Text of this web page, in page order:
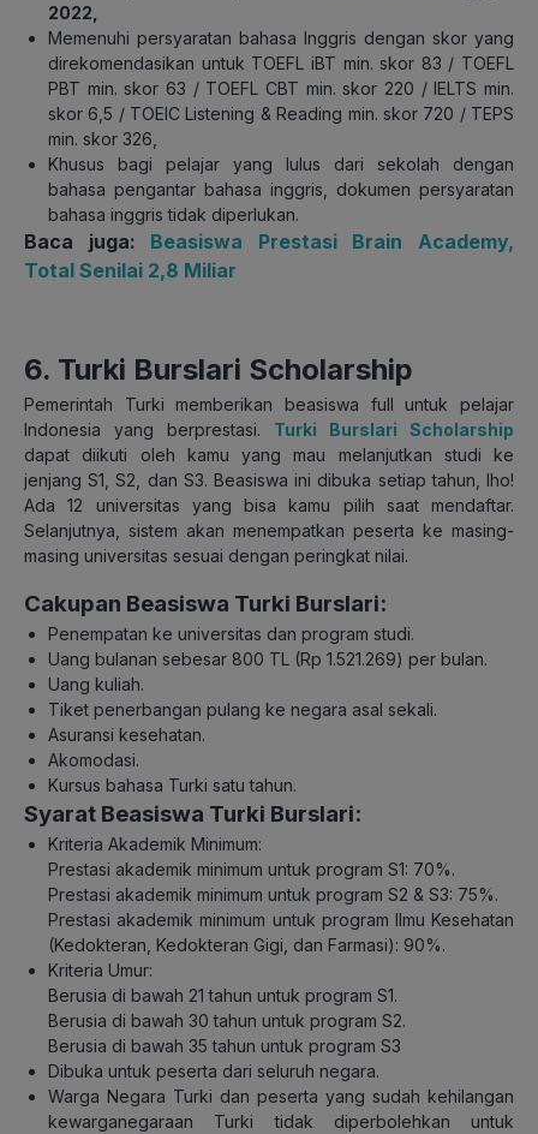
2022,
Memenuhi persyaratan bahasa Inggris dengan skor yang
direkomendasikan untuk TOEFL iBT min. skor 83 / TOEFL
PBT min. skor 63 / TOEFL CBT min. skor 220 / IELTS min.
skor 6,5 / TOEIC Listening & Reading min. skor 720 / TEPS
min. skor 326,
Khusus bagi pelajar yang lulus dari sekolah dengan
bahasa pengantar bahasa inggris, dokumen persyaratan
bahasa inggris tidak diperlukan.
Baca juga: Beasiswa Prestasi Brain Academy,
Total Senilai 2,8 Miliar
6. Turki Burslari Scholarship
Pemerintah Turki memberikan beasiswa full untuk pelajar
Indonesia yang berprestasi. Turki Burslari Scholarship
dapat diikuti oleh kamu yang mau melanjutkan studi ke
jenjang S1, S2, dan S3. Beasiswa ini dibuka setiap tahun, lho!
Ada 12 universitas yang bisa kamu pilih saat mendaftar.
Selanjutnya, sistem akan menempatkan peserta ke masing-
masing universitas sesuai dengan peringkat nilai.
Cakupan Beasiswa Turki Burslari:
Penempatan ke universitas dan program studi.
Uang bulanan sebesar 800 TL (Rp 1.521.269) per bulan.
Uang kuliah.
Tiket penerbangan pulang ke negara asal sekali.
Asuransi kesehatan.
Akomodasi.
Kursus bahasa Turki satu tahun.
Syarat Beasiswa Turki Burslari:
Kriteria Akademik Minimum:
Prestasi akademik minimum untuk program S1: 70%.
Prestasi akademik minimum untuk program S2 & S3: 75%.
Prestasi akademik minimum untuk program Ilmu Kesehatan
(Kedokteran, Kedokteran Gigi, dan Farmasi): 90%.
Kriteria Umur:
Berusia di bawah 21 tahun untuk program S1.
Berusia di bawah 30 tahun untuk program S2.
Berusia di bawah 35 tahun untuk program S3
Dibuka untuk peserta dari seluruh negara.
Warga Negara Turki dan peserta yang sudah kehilangan
kewarganegaraan Turki tidak diperbolehkan untuk